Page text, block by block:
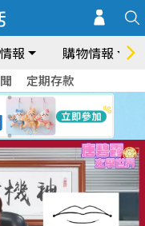
報 購物情報
定期存款